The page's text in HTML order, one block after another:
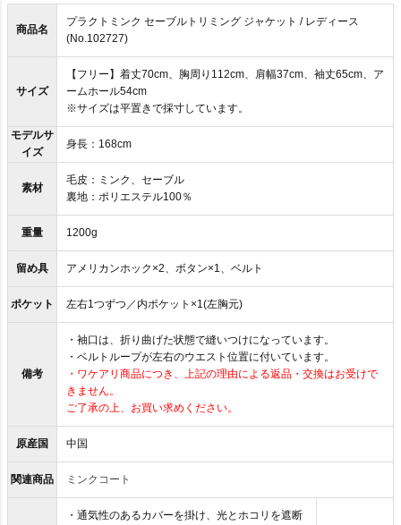
商品名
プラクトミンク セーブルトリミング ジャケット / レディース
(No.102727)
サイズ
【フリー】着丈70cm、胸周り112cm、肩幅37cm、袖丈65cm、ア
ームホール54cm
※サイズは平置きで採寸しています。
モデルサ
イズ
身長：168cm
素材
毛皮：ミンク、セーブル
裏地：ポリエステル100％
重量 1200g
留め具 アメリカンホック×2、ボタン×1、ベルト
ポケット 左右1つずつ／内ポケット×1(左胸元)
備考
・袖口は、折り曲げた状態で縫いつけになっています。
・ベルトループが左右のウエスト位置に付いています。
・ワケアリ商品につき、上記の理由による返品・交換はお受けで
きません。
ご了承の上、お買い求めください。
原産国 中国
関連商品 ミンクコート
・通気性のあるカバーを掛け、光とホコリを遮断